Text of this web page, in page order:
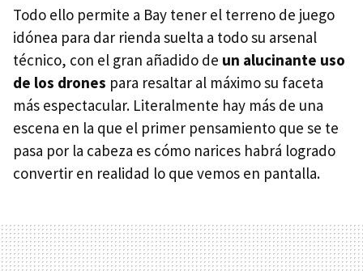
Todo ello permite a Bay tener el terreno de juego
idónea para dar rienda suelta a todo su arsenal
técnico, con el gran añadido de un alucinante uso
de los drones para resaltar al máximo su faceta
más espectacular. Literalmente hay más de una
escena en la que el primer pensamiento que se te
pasa por la cabeza es cómo narices habrá logrado
convertir en realidad lo que vemos en pantalla.